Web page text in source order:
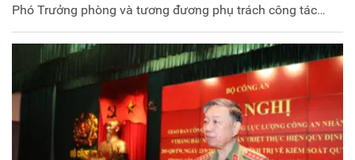
Phó Trưởng phòng và tương đương phụ trách công tác
tham mưu, xây dựng lực lượng, Khóa 4 năm 2019 tại Công
an tỉnh Hà Nam. Đồng chí Thiếu tướng Dương Như Hồng,
Phó Giám đốc Học viện Chính trị Công an nhân dân chủ trì
buổi học tập.